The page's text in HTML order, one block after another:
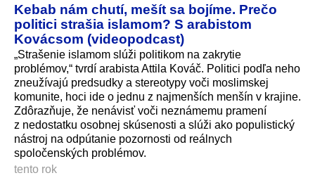
Kebab nám chutí, mešít sa bojíme. Prečo
politici strašia islamom? S arabistom
Kovácsom (videopodcast)
„Strašenie islamom slúži politikom na zakrytie
problémov,“ tvrdí arabista Attila Kováč. Politici podľa neho
zneužívajú pred­sudky a stereotypy voči moslimskej
komunite, hoci ide o jednu z najmenších menšín v krajine.
Zdôrazňuje, že nenávisť voči neznámemu pramení
z nedostatku osobnej skúsenosti a slúži ako populistický
nástroj na odpútanie pozornosti od reálnych
spoločenských problémov.
tento rok